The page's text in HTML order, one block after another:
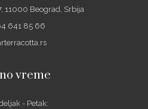
11000 Beograd, Srbija
641 85 66
vreme
- Petak: